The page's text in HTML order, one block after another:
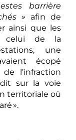
barrière
» afin de
ainsi que les
celui de la
une
écopé
l’infraction
sur la voie
territoriale où
».